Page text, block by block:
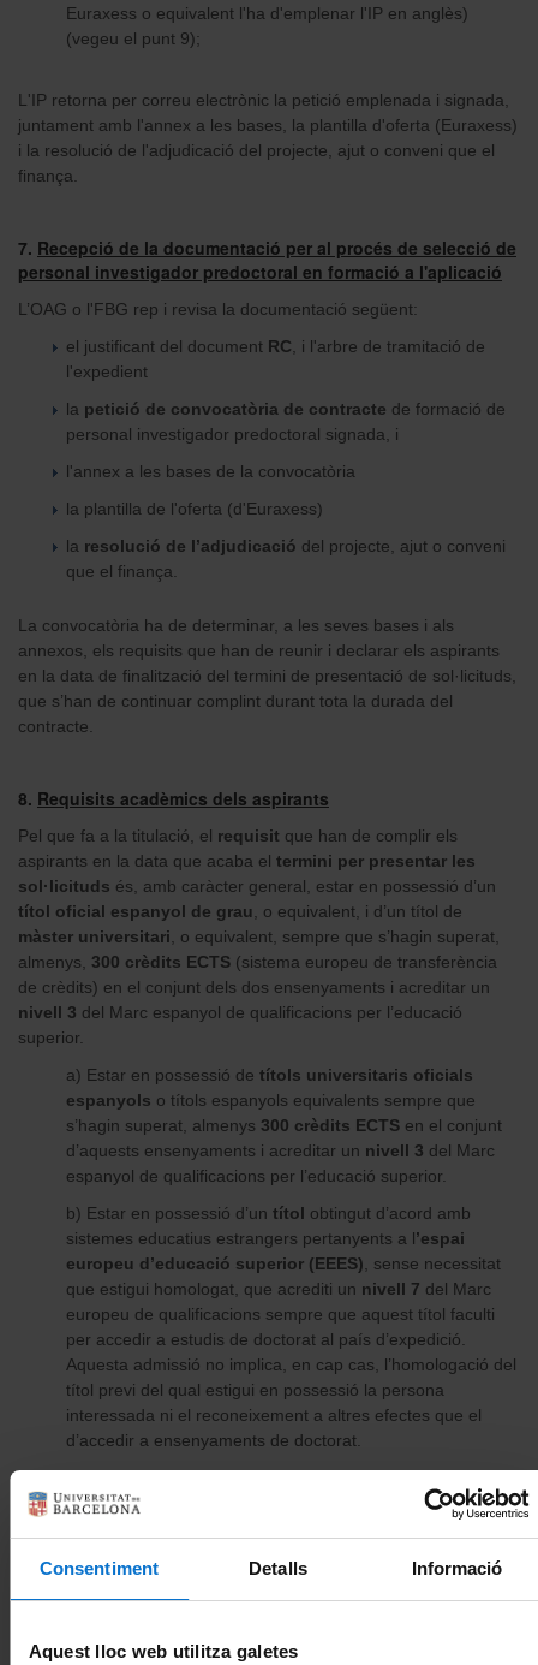
Consentiment Detalls Informació
Aquest lloc web utilitza galetes
Euraxess o equivalent l'ha d'emplenar l'IP en anglès)
(vegeu el punt 9);
L'IP retorna per correu electrònic la petició emplenada i signada,
juntament amb l'annex a les bases, la plantilla d'oferta (Euraxess)
i la resolució de l'adjudicació del projecte, ajut o conveni que el
finança.
7. Recepció de la documentació per al procés de selecció de
personal investigador predoctoral en formació a l'aplicació
L’OAG o l'FBG rep i revisa la documentació següent:
el justificant del document RC , i l'arbre de tramitació de
l'expedient
la petició de convocatòria de contracte de formació de
personal investigador predoctoral signada, i
l'annex a les bases de la convocatòria
la plantilla de l'oferta (d'Euraxess)
la resolució de l’adjudicació del projecte, ajut o conveni
que el finança.
La convocatòria ha de determinar, a les seves bases i als
annexos, els requisits que han de reunir i declarar els aspirants
en la data de finalització del termini de presentació de sol·licituds,
que s’han de continuar complint durant tota la durada del
contracte.
8. Requisits acadèmics dels aspirants
Pel que fa a la titulació, el requisit que han de complir els
aspirants en la data que acaba el termini per presentar les
sol·licituds és, amb caràcter general, estar en possessió d’un
títol oficial espanyol de grau , o equivalent, i d’un títol de
màster universitari , o equivalent, sempre que s’hagin superat,
almenys,
300 crèdits ECTS (sistema europeu de transferència
de crèdits) en el conjunt dels dos ensenyaments i acreditar un
nivell 3 del Marc espanyol de qualificacions per l’educació
superior.
a) Estar en possessió de títols universitaris oficials
espanyols o títols espanyols equivalents sempre que
s’hagin superat, almenys 300 crèdits ECTS en el conjunt
d’aquests ensenyaments i acreditar un nivell 3 del Marc
espanyol de qualificacions per l’educació superior.
b) Estar en possessió d’un títol obtingut d’acord amb
sistemes educatius estrangers pertanyents a l’espai
europeu d’educació superior (EEES) , sense necessitat
que estigui homologat, que acrediti un nivell 7 del Marc
europeu de qualificacions sempre que aquest títol faculti
per accedir a estudis de doctorat al país d’expedició.
Aquesta admissió no implica, en cap cas, l’homologació del
títol previ del qual estigui en possessió la persona
interessada ni el reconeixement a altres efectes que el
d’accedir a ensenyaments de doctorat.
sistemes educatius estrangers
, sense
títol acredita un nivell de formació
al deltítol
oficial espanyol de màster universitarii que, al país
Aquesta admissió no implica, en cap cas, l’homologació del